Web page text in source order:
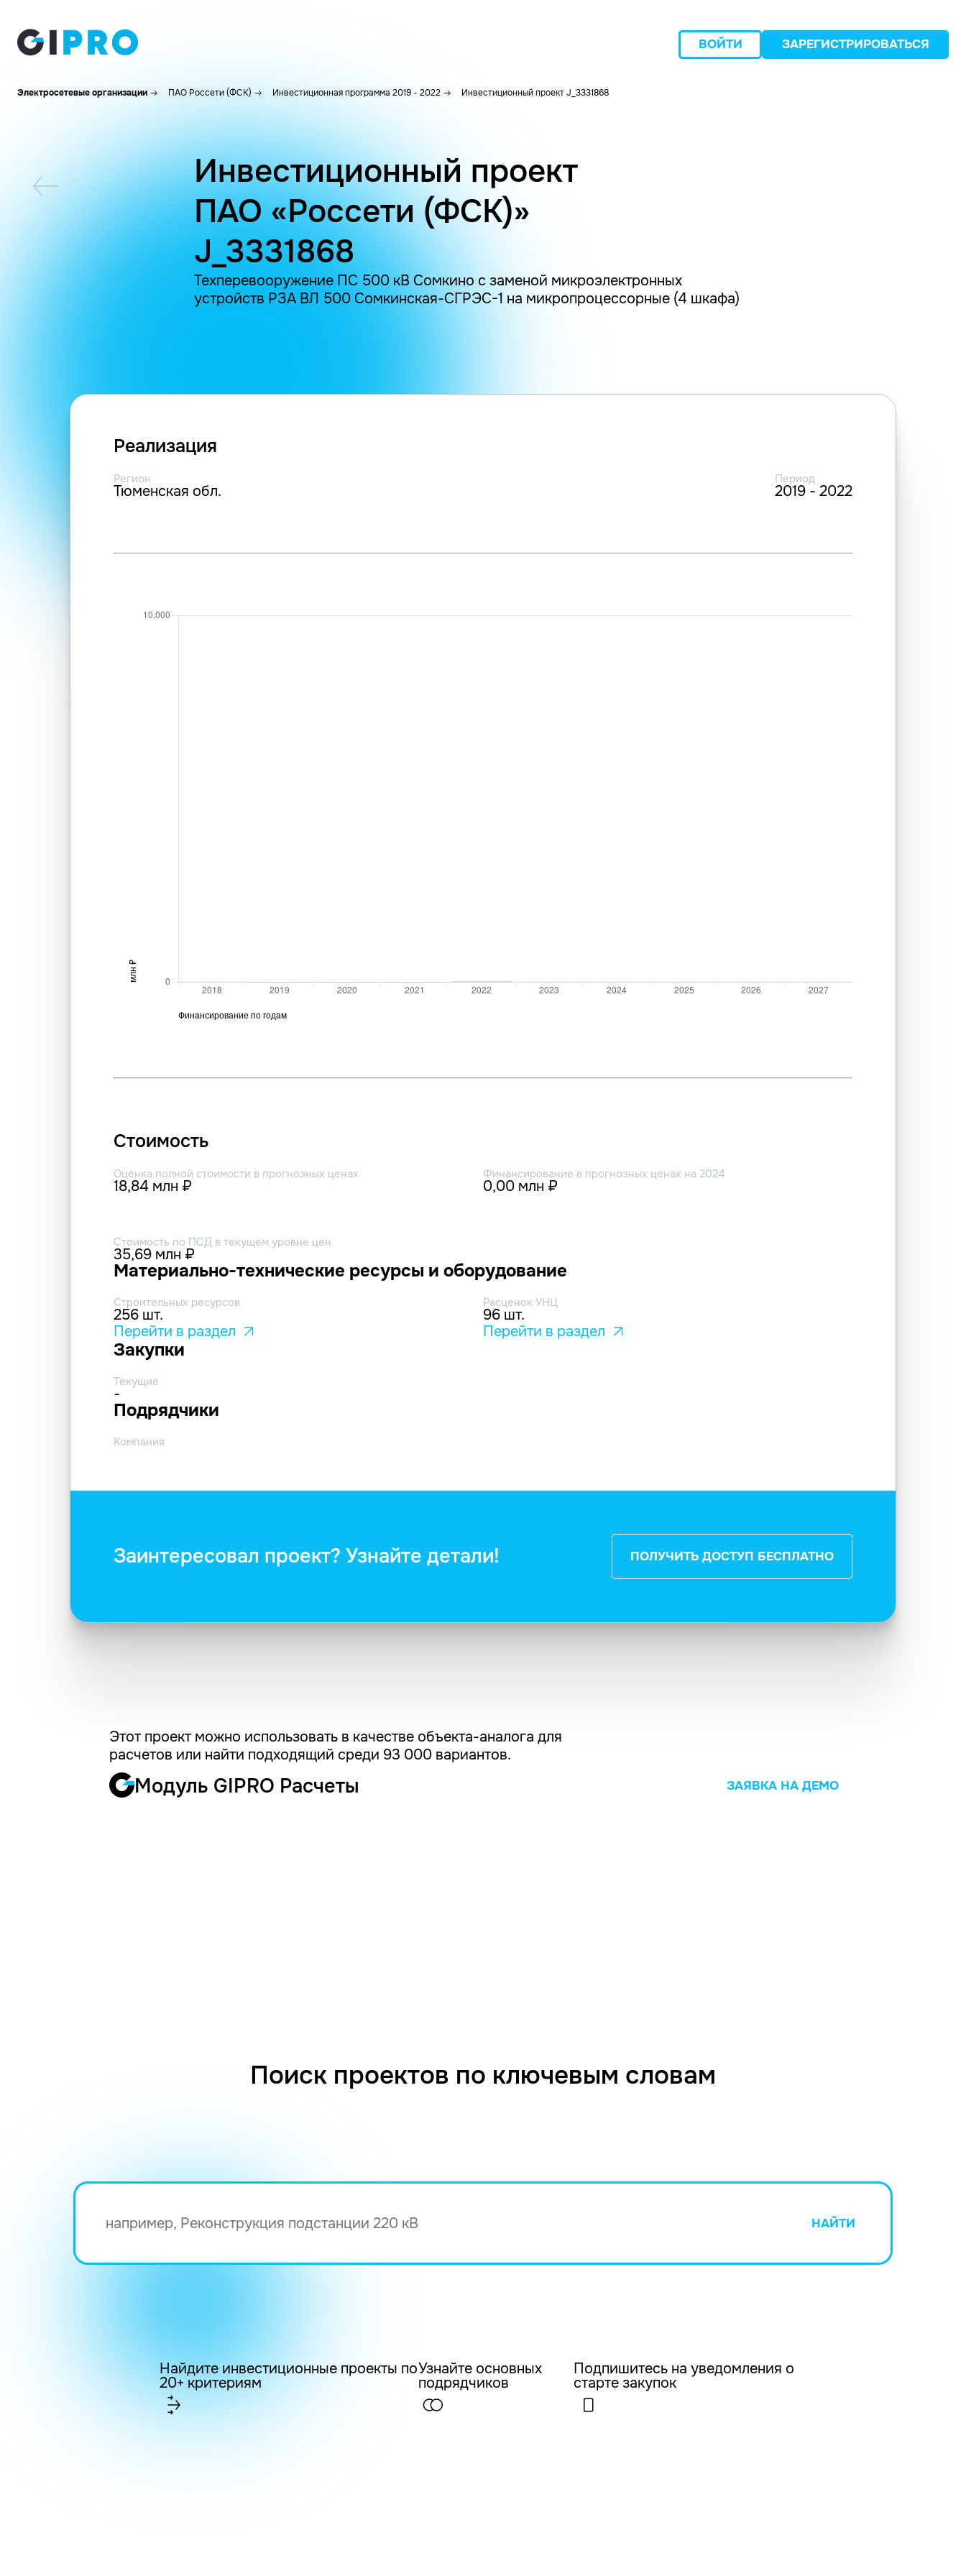
ВОЙТИ ЗАРЕГИСТРИРОВАТЬСЯ
Электросетевые организации ПАО Россети (ФСК) Инвестиционная программа 2019 - 2022 Инвестиционный проект J_3331868
Инвестиционный проект
ПАО «Россети (ФСК)»
J_3331868
Техперевооружение ПС 500 кВ Сомкино с заменой микроэлектронных
устройств РЗА ВЛ 500 Сомкинская-СГРЭС-1 на микропроцессорные (4 шкафа)
Реализация
Регион
Тюменская обл.
Период
2019 - 2022
Стоимость
Оценка полной стоимости в прогнозных ценах
18,84 млн ₽
Финансирование в прогнозных ценах на 2024
0,00 млн ₽
Стоимость по ПСД в текущем уровне цен
35,69 млн ₽
Материально-технические ресурсы и оборудование
Строительных ресурсов
256 шт.
Перейти в раздел
Расценок УНЦ
96 шт.
Перейти в раздел
Закупки
Текущие
-
Подрядчики
Компания
Заинтересовал проект? Узнайте детали! ПОЛУЧИТЬ ДОСТУП БЕСПЛАТНО
Этот проект можно использовать в качестве объекта-аналога для
расчетов или найти подходящий среди 93 000 вариантов.
Модуль GIPRO Расчеты ЗАЯВКА НА ДЕМО
Поиск проектов по ключевым словам
НАЙТИ
Найдите инвестиционные проекты по
20+ критериям
Узнайте основных
подрядчиков
Подпишитесь на уведомления о
старте закупок